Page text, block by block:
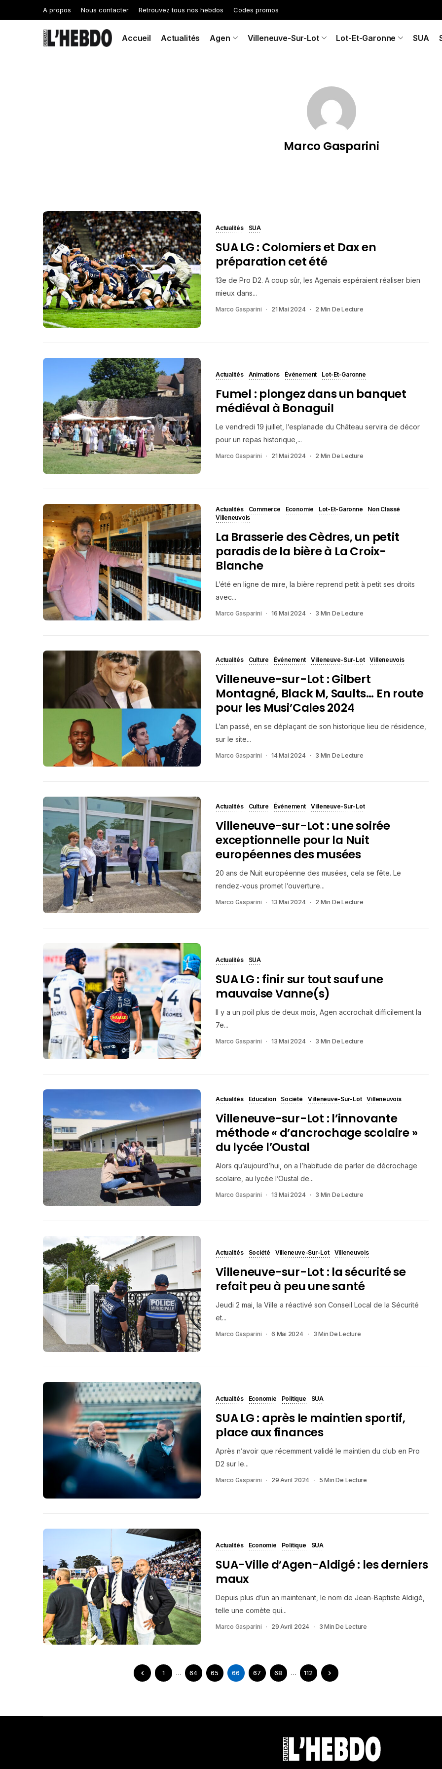
A propos Nous contacter Retrouvez tous nos hebdos Codes promos
Accueil Actualités Agen Villeneuve-Sur-Lot Lot-Et-Garonne SUA
Marco Gasparini
Actualités SUA
SUA LG : Colomiers et Dax en
préparation cet été
13e de Pro D2. A coup sûr, les Agenais espéraient réaliser bien
mieux dans...
Marco Gasparini 21 Mai 2024 2 Min De Lecture
Actualités Animations Événement Lot-Et-Garonne
Fumel : plongez dans un banquet
médiéval à Bonaguil
Le vendredi 19 juillet, l’esplanade du Château servira de décor
pour un repas historique,...
Marco Gasparini 21 Mai 2024 2 Min De Lecture
Actualités Commerce Economie Lot-Et-Garonne
Non Classé
Villeneuvois
La Brasserie des Cèdres, un petit
paradis de la bière à La Croix-
Blanche
L’été en ligne de mire, la bière reprend petit à petit ses droits
avec...
Marco Gasparini 16 Mai 2024 3 Min De Lecture
Actualités Culture Événement Villeneuve-Sur-Lot Villeneuvois
Villeneuve-sur-Lot : Gilbert
Montagné, Black M, Saults… En route
pour les Musi’Cales 2024
L’an passé, en se déplaçant de son historique lieu de résidence,
sur le site...
Marco Gasparini 14 Mai 2024 3 Min De Lecture
Actualités Culture Événement Villeneuve-Sur-Lot
Villeneuve-sur-Lot : une soirée
exceptionnelle pour la Nuit
européennes des musées
20 ans de Nuit européenne des musées, cela se fête. Le
rendez-vous promet l’ouverture...
Marco Gasparini 13 Mai 2024 2 Min De Lecture
Actualités SUA
SUA LG : finir sur tout sauf une
mauvaise Vanne(s)
Il y a un poil plus de deux mois, Agen accrochait difficilement la
7e...
Marco Gasparini 13 Mai 2024 3 Min De Lecture
Actualités Education Société Villeneuve-Sur-Lot Villeneuvois
Villeneuve-sur-Lot : l’innovante
méthode « d’ancrochage scolaire »
du lycée l’Oustal
Alors qu’aujourd’hui, on a l’habitude de parler de décrochage
scolaire, au lycée l’Oustal de...
Marco Gasparini 13 Mai 2024 3 Min De Lecture
Actualités Société Villeneuve-Sur-Lot Villeneuvois
Villeneuve-sur-Lot : la sécurité se
refait peu à peu une santé
Jeudi 2 mai, la Ville a réactivé son Conseil Local de la Sécurité
et...
Marco Gasparini 6 Mai 2024 3 Min De Lecture
Actualités Economie Politique SUA
SUA LG : après le maintien sportif,
place aux finances
Après n’avoir que récemment validé le maintien du club en Pro
D2 sur le...
Marco Gasparini 29 Avril 2024 5 Min De Lecture
Actualités Economie Politique SUA
SUA-Ville d’Agen-Aldigé : les derniers
maux
Depuis plus d’un an maintenant, le nom de Jean-Baptiste Aldigé,
telle une comète qui...
Marco Gasparini 29 Avril 2024 3 Min De Lecture
1 … 64 65 66 67 68 … 112